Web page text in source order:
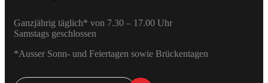
Ganzjährig täglich* von 7.30 – 17.00 Uhr
Samstags geschlossen
*Ausser Sonn- und Feiertagen sowie Brückentagen